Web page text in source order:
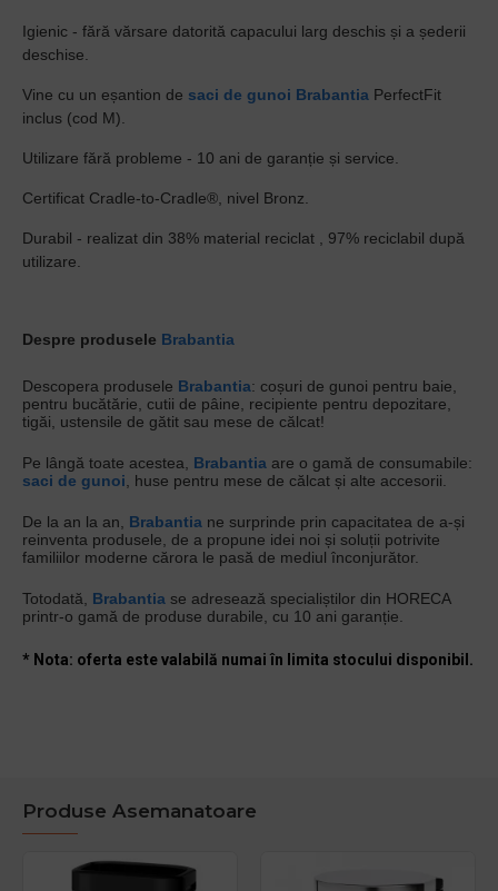
Igienic - fără vărsare datorită capacului larg deschis și a șederii
deschise.
Vine cu un eșantion de saci de gunoi Brabantia PerfectFit
inclus (cod M).
Utilizare fără probleme - 10 ani de garanție și service.
Certificat Cradle-to-Cradle®, nivel Bronz.
Durabil - realizat din 38% material reciclat , 97% reciclabil după
utilizare.
Despre produsele Brabantia
Descopera produsele Brabantia: coșuri de gunoi pentru baie,
pentru bucătărie, cutii de pâine, recipiente pentru depozitare,
tigăi, ustensile de gătit sau mese de călcat!
Pe lângă toate acestea, Brabantia are o gamă de consumabile:
saci de gunoi , huse pentru mese de călcat și alte accesorii.
De la an la an, Brabantia ne surprinde prin capacitatea de a-și
reinventa produsele, de a propune idei noi și soluții potrivite
familiilor moderne cărora le pasă de mediul înconjurător.
Totodată, Brabantia se adresează specialiștilor din HORECA
printr-o gamă de produse durabile, cu 10 ani garanție.
* Nota: oferta este valabilă numai în limita stocului disponibil.
Produse Asemanatoare